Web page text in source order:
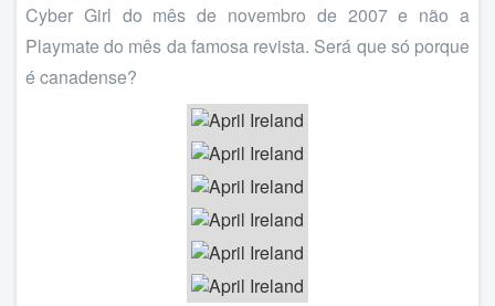
Cyber Girl do mês de novembro de 2007 e não a
Playmate do mês da famosa revista. Será que só porque
é canadense?